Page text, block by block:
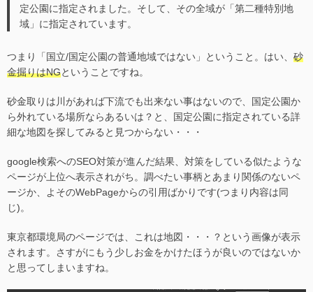
定公園に指定されました。そして、その全域が「第二種特別地
域」に指定されています。
つまり「国立/国定公園の普通地域ではない」ということ。はい、 砂
金掘りはNGということですね。
砂金取りは川があれば下流でも出来ない事はないので、国定公園か
ら外れている場所ならあるいは？と、国定公園に指定されている詳
細な地図を探してみると見つからない・・・
google検索へのSEO対策が進んだ結果、対策をしている似たような
ページが上位へ表示されがち。調べたい事柄とあまり関係のないペ
ージか、よそのWebPageからの引用ばかりです(つまり内容は同
じ)。
東京都環境局のページでは、これは地図・・・？という画像が表示
されます。さすがにもう少しお金をかけたほうが良いのではないか
と思ってしまいますね。